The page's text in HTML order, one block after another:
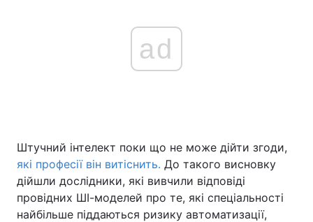
ad
Штучний інтелект поки що не може дійти згоди,
які професії він витіснить. До такого висновку
дійшли дослідники, які вивчили відповіді
провідних ШІ-моделей про те, які спеціальності
найбільше піддаються ризику автоматизації,